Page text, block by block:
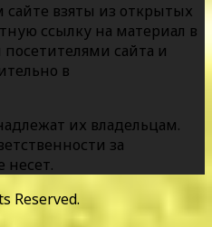
взяты из открытых
ссылку на материал в
сайта и
в
их владельцам.
за
несет.
Reserved.